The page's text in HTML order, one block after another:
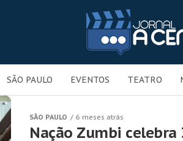
SÃO PAULO EVENTOS TEATRO
SÃO PAULO 6 meses atrás
Nação Zumbi celebra